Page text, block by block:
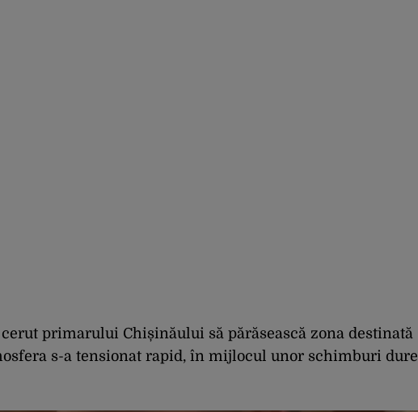
primarului Chișinăului să părăsească zona destinată
s-a tensionat rapid, în mijlocul unor schimburi dure